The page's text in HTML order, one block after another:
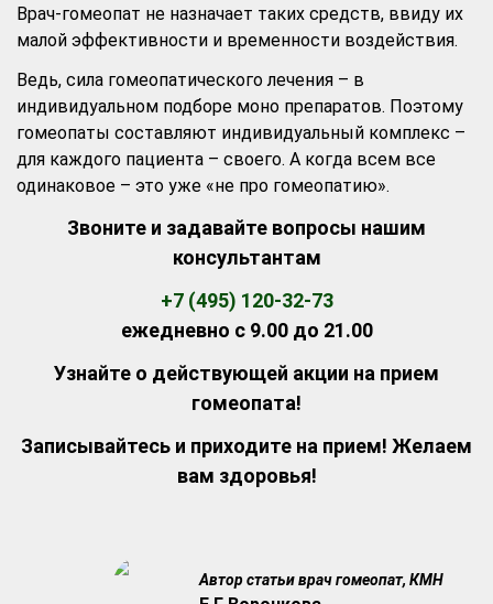
Врач-гомеопат не назначает таких средств, ввиду их
малой эффективности и временности воздействия.
Ведь, сила гомеопатического лечения – в
индивидуальном подборе моно препаратов. Поэтому
гомеопаты составляют индивидуальный комплекс –
для каждого пациента – своего. А когда всем все
одинаковое – это уже «не про гомеопатию».
Звоните и задавайте вопросы нашим
консультантам
+7 (495) 120-32-73
ежедневно с 9.00 до 21.00
Узнайте о действующей акции на прием
гомеопата!
Записывайтесь и приходите на прием! Желаем
вам здоровья!
Автор статьи врач гомеопат, КМН